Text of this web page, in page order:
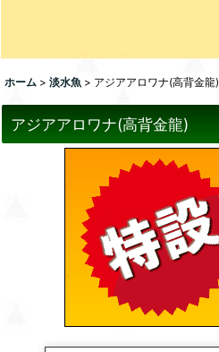
ホーム > 淡水魚 > アジアアロワナ(高背金龍)
アジアアロワナ(高背金龍)